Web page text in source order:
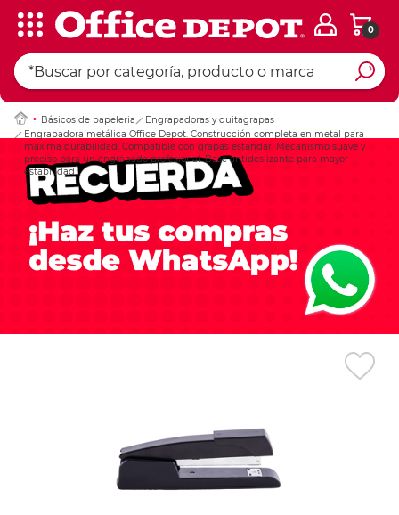
0
Básicos de papeleria
Engrapadoras y quitagrapas
Engrapadora metálica Office Depot. Construcción completa en metal para
máxima durabilidad. Compatible con grapas estándar. Mecanismo suave y
preciso para un engrapado profesional. Base antideslizante para mayor
estabilidad.
Ingresar Codigo